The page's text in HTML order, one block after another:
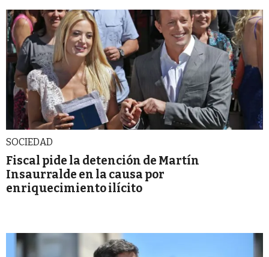
SOCIEDAD
Fiscal pide la detención de Martín
Insaurralde en la causa por
enriquecimiento ilícito